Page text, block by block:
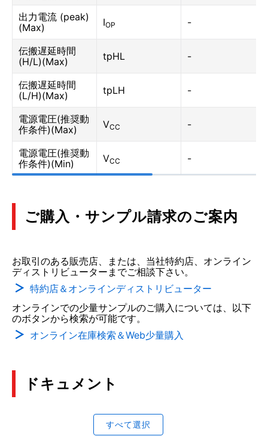
出力電流 (peak)
(Max)
IOP -
伝搬遅延時間
(H/L)(Max)
tpHL -
伝搬遅延時間
(L/H)(Max)
tpLH -
電源電圧(推奨動
作条件)(Max)
VCC -
電源電圧(推奨動
作条件)(Min)
VCC -
ご購入・サンプル請求のご案内
お取引のある販売店、または、当社特約店、オンライン
ディストリビューターまでご相談下さい。
特約店＆オンラインディストリビューター
オンラインでの少量サンプルのご購入については、以下
のボタンから検索が可能です。
オンライン在庫検索＆Web少量購入
ドキュメント
すべて選択